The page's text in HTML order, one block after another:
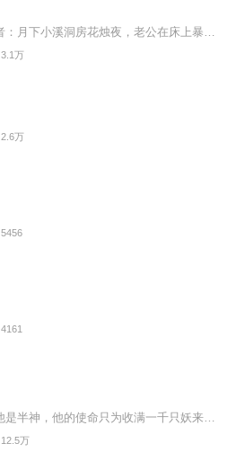
3.1万
2.6万
5456
4161
12.5万